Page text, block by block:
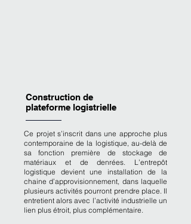
Construction de
plateforme logistrielle
Ce projet s’inscrit dans une approche plus
contemporaine de la logistique, au-delà de
sa fonction première de stockage de
matériaux et de denrées. L’entrepôt
logistique devient une installation de la
chaine d’approvisionnement, dans laquelle
plusieurs activités pourront prendre place. Il
entretient alors avec l’activité industrielle un
lien plus étroit, plus complémentaire.